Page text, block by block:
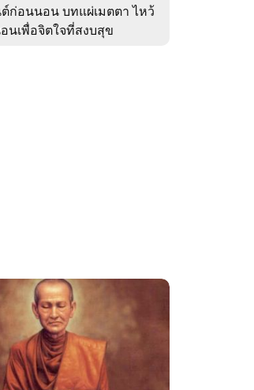
ก่อนนอน บทแผ่เมตตา ไหว้
นเพื่อจิตใจที่สงบสุข